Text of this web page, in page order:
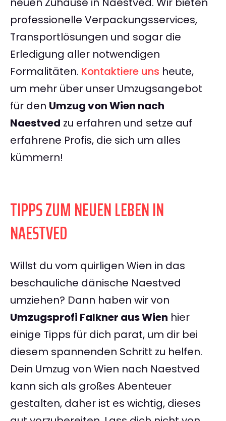
professionelle Verpackungsservices,
Transportlösungen und sogar die
Erledigung aller notwendigen
Formalitäten. Kontaktiere uns heute,
um mehr über unser Umzugsangebot
für den Umzug von Wien nach
Naestved zu erfahren und setze auf
erfahrene Profis, die sich um alles
kümmern!
TIPPS ZUM NEUEN LEBEN IN
NAESTVED
Willst du vom quirligen Wien in das
beschauliche dänische Naestved
umziehen? Dann haben wir von
Umzugsprofi Falkner aus Wien hier
einige Tipps für dich parat, um dir bei
diesem spannenden Schritt zu helfen.
Dein Umzug von Wien nach Naestved
kann sich als großes Abenteuer
gestalten, daher ist es wichtig, dieses